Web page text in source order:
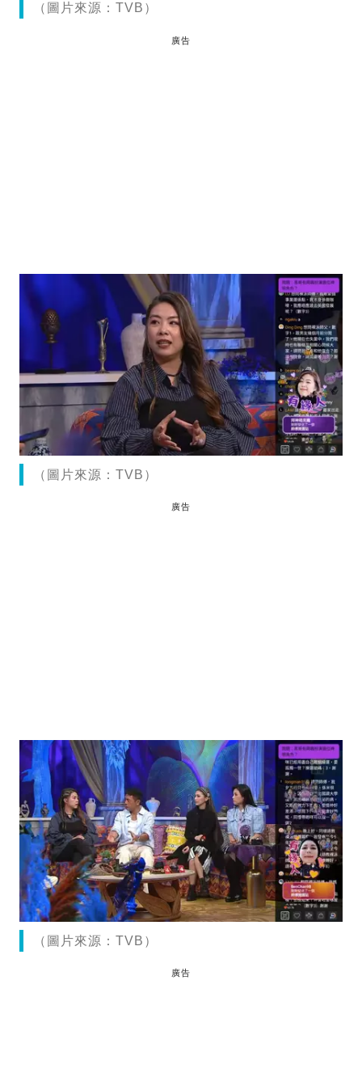
（圖片來源：TVB）
廣告
（圖片來源：TVB）
廣告
（圖片來源：TVB）
廣告